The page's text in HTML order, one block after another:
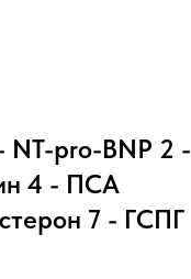
NT-pro-BNP 2 -
4 - ПСА
7 - ГСПГ